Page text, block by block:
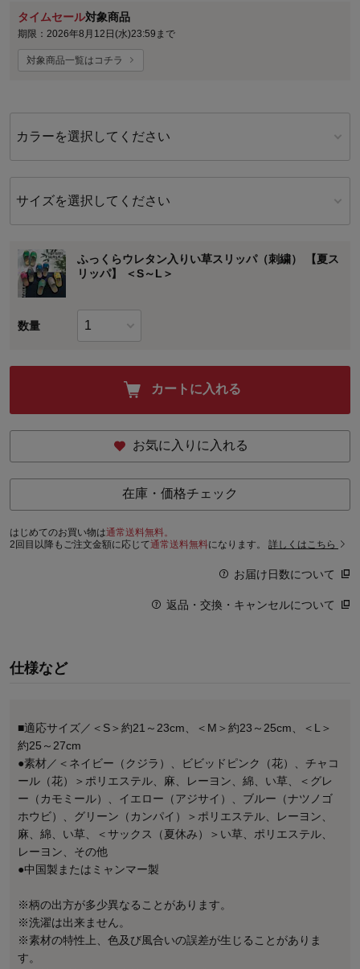
タイムセール対象商品
期限：2026年8月12日(水)23:59まで
対象商品一覧はコチラ
カラーを選択してください
サイズを選択してください
ふっくらウレタン入りい草スリッパ（刺繍） 【夏ス
リッパ】 ＜S～L＞
数量
カートに入れる
お気に入りに入れる
在庫・価格チェック
はじめてのお買い物は通常送料無料。
2回目以降もご注文金額に応じて通常送料無料になります。 詳しくはこちら
お届け日数について
返品・交換・キャンセルについて
仕様など
■適応サイズ／＜S＞約21～23cm、＜M＞約23～25cm、＜L＞
約25～27cm
●素材／＜ネイビー（クジラ）、ビビッドピンク（花）、チャコ
ール（花）＞ポリエステル、麻、レーヨン、綿、い草、＜グレ
ー（カモミール）、イエロー（アジサイ）、ブルー（ナツノゴ
ホウビ）、グリーン（カンパイ）＞ポリエステル、レーヨン、
麻、綿、い草、＜サックス（夏休み）＞い草、ポリエステル、
レーヨン、その他
●中国製またはミャンマー製
※柄の出方が多少異なることがあります。
※洗濯は出来ません。
※素材の特性上、色及び風合いの誤差が生じることがありま
す。